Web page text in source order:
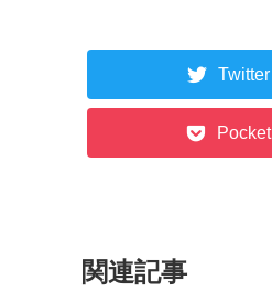
Twitter
Pocket
関連記事